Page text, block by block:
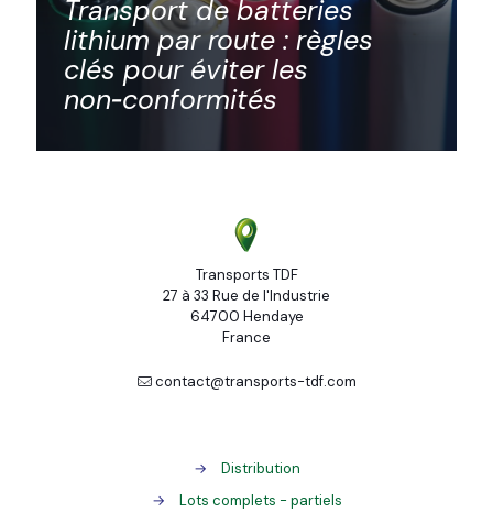
Transport de batteries
lithium par route : règles
clés pour éviter les
non‑conformités
Transports TDF
27 à 33 Rue de l'Industrie
64700 Hendaye
France
contact@transports-tdf.com
→
Distribution
→
Lots complets - partiels